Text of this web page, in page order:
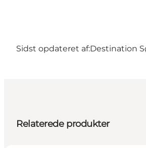
Sidst opdateret af:Destination
Relaterede produkter